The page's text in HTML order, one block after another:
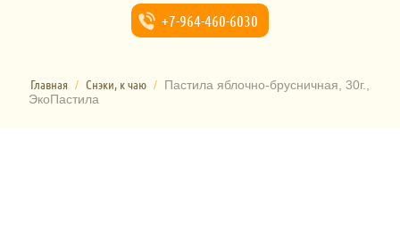
+7-964-460-6030
Главная / Снэки, к чаю / Пастила яблочно-брусничная, 30г.,
ЭкоПастила